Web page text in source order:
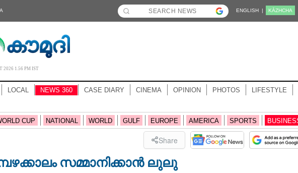
ENGLISH | KĀZHCHA
2026 1.56 PM IST
LOCAL NEWS 360 CASE DIARY CINEMA OPINION PHOTOS LIFESTYLE
CUP NATIONAL WORLD GULF EUROPE AMERICA SPORTS
Share
സമ്മാനിക്കാൻ ലുലു